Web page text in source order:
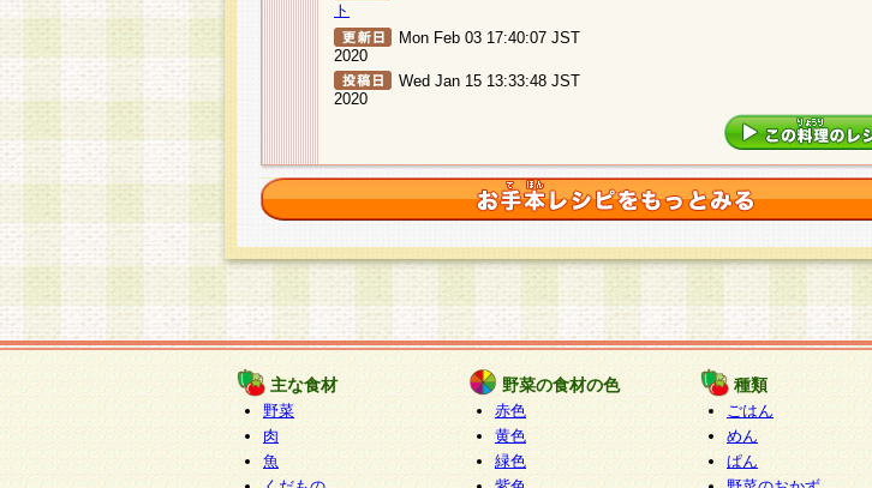
ト
Mon Feb 03 17:40:07 JST
2020
Wed Jan 15 13:33:48 JST
2020
主な食材
野菜
肉
魚
野菜の食材の色
赤色
黄色
緑色
種類
ごはん
めん
ぱん